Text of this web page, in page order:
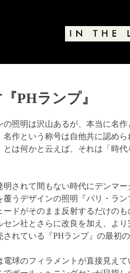
PHランプ』
れています。
照明は沢山あるが、本当に名
作という称号は自他共に認めら
は何かと云えば、それは「時
されて間もない時代にデンマ
うデザインの照明『パリ・ラ
ドがそのまま反射するだけのも
ン社とさらに改良を加え、よ
れている『PHランプ』の最初
球のフィラメントが直接見え